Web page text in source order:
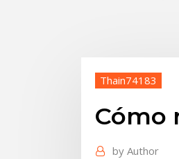
Thain74183
Cómo
by Author